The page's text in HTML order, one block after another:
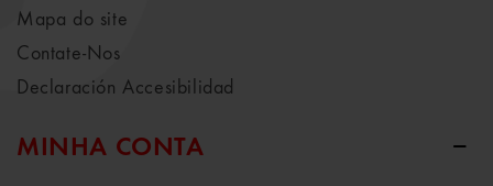
Mapa do site
Contate-Nos
Declaración Accesibilidad
MINHA CONTA